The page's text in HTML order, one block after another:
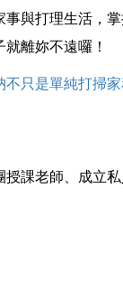
事與打理生活，
離妳不遠囉！
不只是單純打掃
授課老師、成立